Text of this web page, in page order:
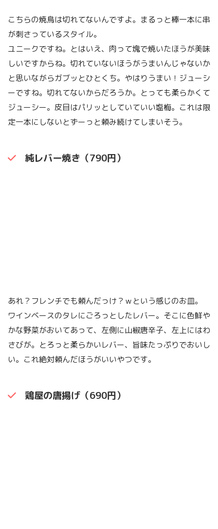
こちらの焼鳥は切れてないんですよ。まるっと棒一本に串
が刺さっているスタイル。
ユニークですね。とはいえ、肉って塊で焼いたほうが美味
しいですからね。切れていないほうがうまいんじゃないか
と思いながらガブッとひとくち。やはりうまい！ジューシ
ーですね。切れてないからだろうか。とっても柔らかくて
ジューシー。皮目はパリッとしていていい塩梅。これは限
定一本にしないとずーっと頼み続けてしまいそう。
純レバー焼き（790円）
あれ？フレンチでも頼んだっけ？ｗという感じのお皿。
ワインベースのタレにごろっとしたレバー。そこに色鮮や
かな野菜がおいてあって、左側に山椒唐辛子、左上にはわ
さびが。とろっと柔らかいレバー、旨味たっぷりでおいし
い。これ絶対頼んだほうがいいやつです。
鶏屋の唐揚げ（690円）